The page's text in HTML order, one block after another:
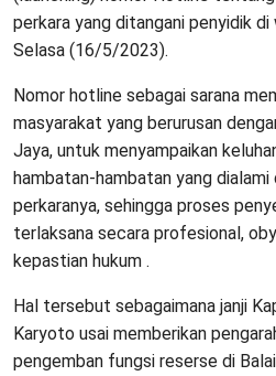
perkara yang ditangani penyidik
Selasa (16/5/2023).
Nomor hotline sebagai sarana
masyarakat yang berurusan
Jaya, untuk menyampaikan
hambatan-hambatan yang
perkaranya, sehingga proses
terlaksana secara profesional,
kepastian hukum .
Hal tersebut sebagaimana janji
Karyoto usai memberikan
pengemban fungsi reserse di